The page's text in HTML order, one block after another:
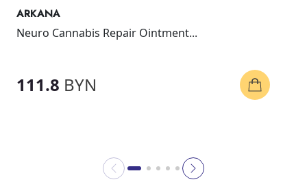
ARKANA
Neuro Cannabis Repair Ointment...
111.8 BYN